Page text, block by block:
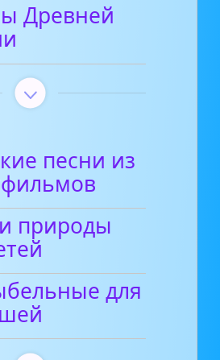
Древней
песни из
природы
для